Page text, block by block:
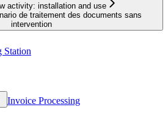
activity: installation and use
de traitement des documents sans
intervention
Station
Invoice Processing